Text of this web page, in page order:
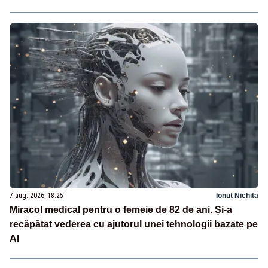
7 aug. 2026, 18:25 Ionuț Nichita
Miracol medical pentru o femeie de 82 de ani. Și-a
recăpătat vederea cu ajutorul unei tehnologii bazate pe
AI